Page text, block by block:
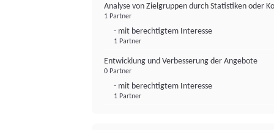
Analyse von Zielgruppen durch Statistiken oder
1 Partner
- mit berechtigtem Interesse
1 Partner
Entwicklung und Verbesserung der Angebote
0 Partner
- mit berechtigtem Interesse
1 Partner